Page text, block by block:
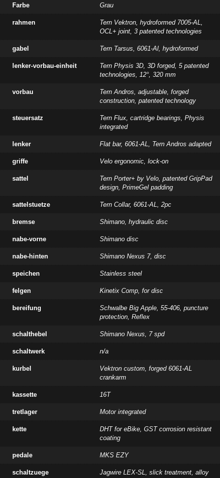
Farbe Grau
rahmen
Tern Vektron, hydroformed 7005-AL,
OCL+ joint, 3 patented technologies
gabel Tern Tarsus, 6061-Al, hydroformed
lenker-vorbau-einheit
Tern Physis 3D, 3D forged, 5 patented
technologies, 12°, 320 mm
vorbau
Tern Andros, adjustable, forged
construction, patented technology
steuersatz
Tern Flux, cartridge bearings, Physis
integrated
lenker Flat bar, 6061-AL, Tern Andros adapted
griffe Velo ergonomic, lock-on
sattel
Tern Porter+ by Velo, patented GripPad
design, PrimeGel padding
sattelstuetze Tern Collar, 6061-AL, 2pc
bremse Shimano, hydraulic disc
nabe-vorne Shimano disc
nabe-hinten Shimano Nexus 7, disc
speichen Stainless steel
felgen Kinetix Comp, for disc
bereifung
Schwalbe Big Apple, 55-406, puncture
protection, Reflex
schalthebel Shimano Nexus, 7 spd
schaltwerk n/a
kurbel
Vektron custom, forged 6061-AL
crankarm
kassette 16T
tretlager Motor integrated
kette
DHT for eBike, GST corrosion resistant
coating
pedale MKS EZY
schaltzuege
Jagwire LEX-SL, slick treatment, alloy